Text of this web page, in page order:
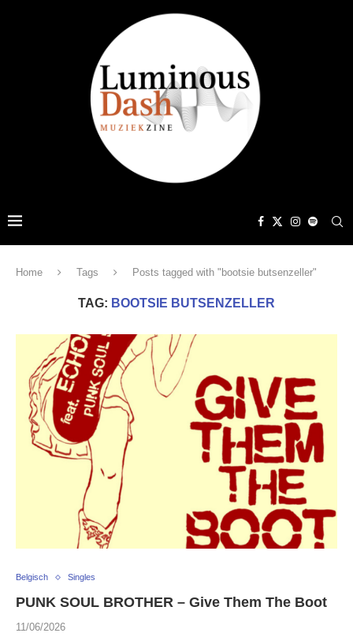
Home Tags Posts tagged with "bootsie butsenzeller"
TAG: BOOTSIE BUTSENZELLER
Belgisch Singles
PUNK SOUL BROTHER – Give Them The Boot
11/06/2026